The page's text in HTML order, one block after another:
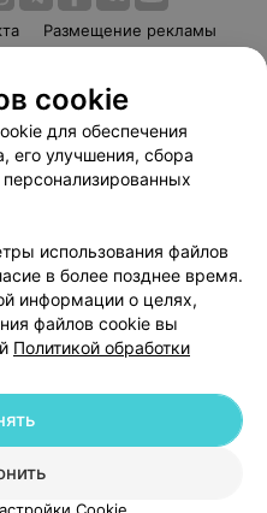
Размещение рекламы
Способы оплаты
Партнеры
103.by
данных
| 220012, Республика Беларусь,
+375 291212755
cookie
для обеспечения
его улучшения, сбора
использования файлов
в более позднее время.
информации о целях,
файлов cookie вы
Политикой обработки